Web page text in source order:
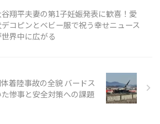
谷翔平夫妻の第1子妊娠発表に歓喜！愛
デコピンとベビー服で祝う幸せニュース
界中に広がる
着陸事故の全貌 バードス
た惨事と安全対策への課題